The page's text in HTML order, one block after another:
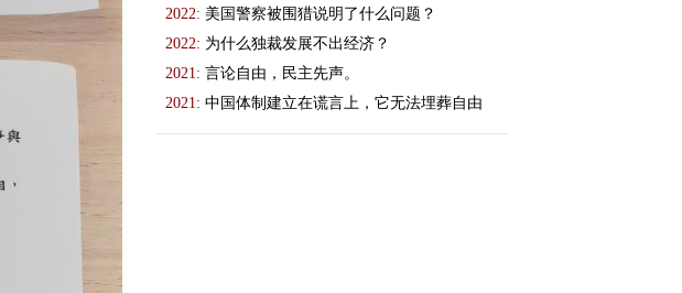
2022: 美国警察被围猎说明了什么问题？
2022: 为什么独裁发展不出经济？
2021: 言论自由，民主先声。
2021: 中国体制建立在谎言上，它无法埋葬自由